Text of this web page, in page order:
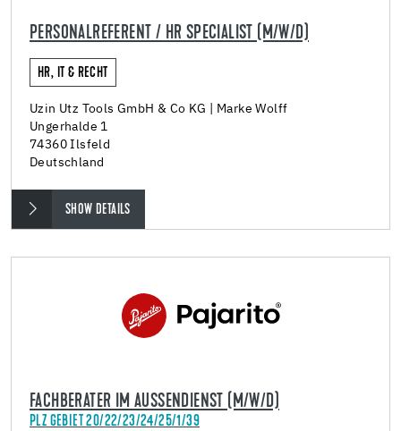
PERSONALREFERENT / HR SPECIALIST (M/W/D)
HR, IT & RECHT
Uzin Utz Tools GmbH & Co KG | Marke Wolff
Ungerhalde 1
74360 Ilsfeld
Deutschland
SHOW DETAILS
FACHBERATER IM AUSSENDIENST (M/W/D)
PLZ GEBIET 20/22/23/24/25/1/39